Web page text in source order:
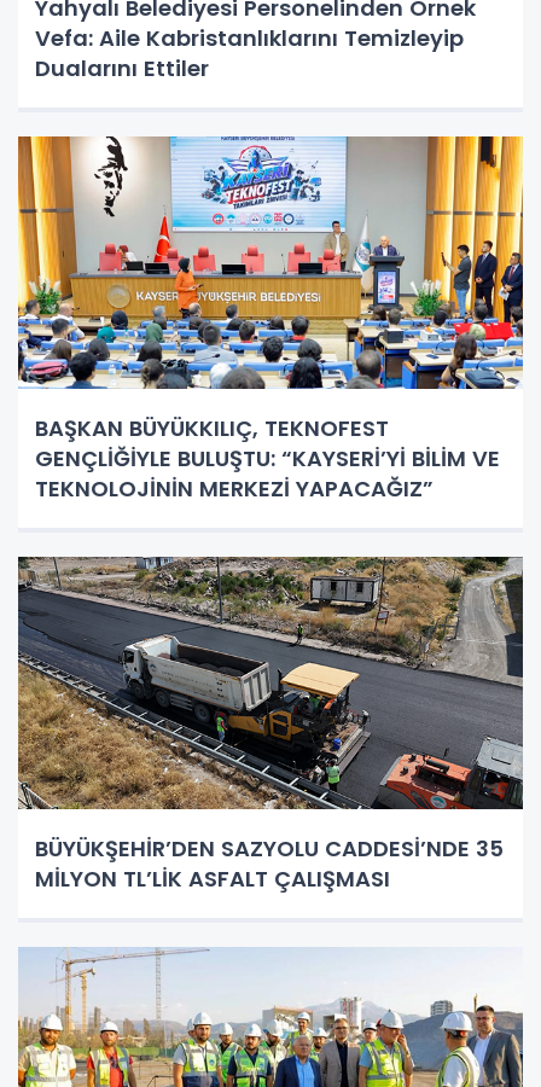
Yahyalı Belediyesi Personelinden Örnek
Vefa: Aile Kabristanlıklarını Temizleyip
Dualarını Ettiler
BAŞKAN BÜYÜKKILIÇ, TEKNOFEST
GENÇLİĞİYLE BULUŞTU: “KAYSERİ’Yİ BİLİM VE
TEKNOLOJİNİN MERKEZİ YAPACAĞIZ”
BÜYÜKŞEHİR’DEN SAZYOLU CADDESİ’NDE 35
MİLYON TL’LİK ASFALT ÇALIŞMASI